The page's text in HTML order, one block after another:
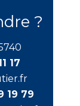
?
17
19 79